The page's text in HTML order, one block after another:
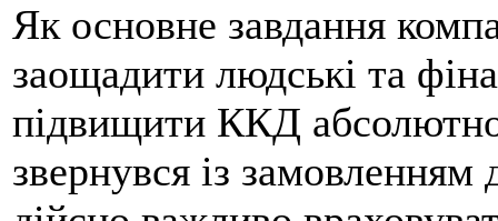
Як основне завдання
заощадити людські та
підвищити ККД
звернувся із